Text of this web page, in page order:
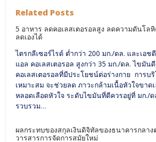
Related Posts
5 อาหาร ลดคอเลสเตอรอลสูง ลดความดันโล
ลดเองได้
ไตรกลีเซอร์ไรด์ ต่ำกว่า 200 มก./ดล. และเอชดี
แอล คอเลสเตอรอล สูงกว่า 35 มก./ดล. ไขมัน
คอเลสเตอรอลที่มีประโยชน์ต่อร่างกาย การบ
เหมาะสม จะช่วยลด ภาวะกล้ามเนื้อหัวใจขาด
หลอดเลือดหัวใจ ระดับไขมันที่ดีควรอยู่ที่ มก./
รวบรวม…
ผลกระทบของสกุลเงินดิจิทัลของธนาคารกลาง
วารสารการจัดการสมัยใหม่